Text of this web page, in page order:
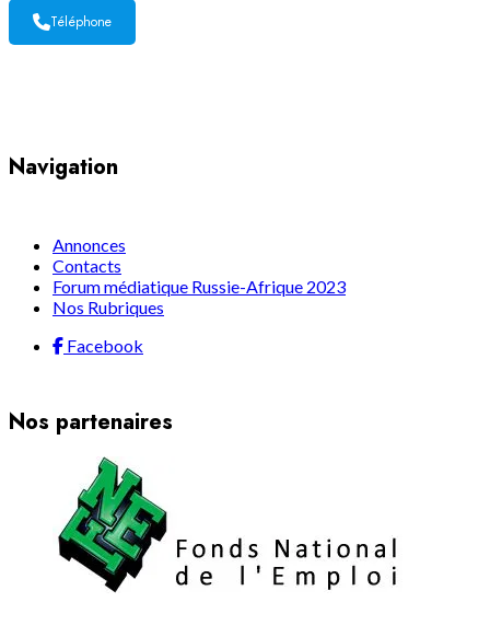
Téléphone
Navigation
Annonces
Contacts
Forum médiatique Russie-Afrique 2023
Nos Rubriques
Facebook
Nos partenaires